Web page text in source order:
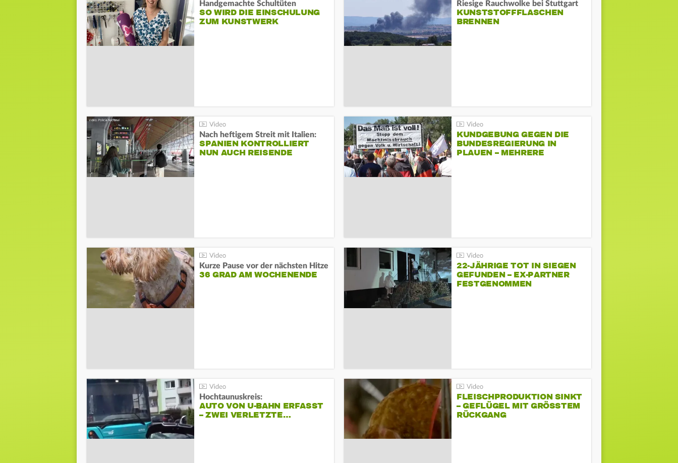
Handgemachte Schultüten
SO WIRD DIE EINSCHULUNG
ZUM KUNSTWERK
Riesige Rauchwolke bei Stuttgart
KUNSTSTOFFFLASCHEN
BRENNEN
Nach heftigem Streit mit Italien:
SPANIEN KONTROLLIERT
NUN AUCH REISENDE
KUNDGEBUNG GEGEN DIE
BUNDESREGIERUNG IN
PLAUEN – MEHRERE
Kurze Pause vor der nächsten Hitze
36 GRAD AM WOCHENENDE
22-JÄHRIGE TOT IN SIEGEN
GEFUNDEN – EX-PARTNER
FESTGENOMMEN
Hochtaunuskreis:
AUTO VON U-BAHN ERFASST
– ZWEI VERLETZTE…
FLEISCHPRODUKTION SINKT
– GEFLÜGEL MIT GRÖSSTEM R
ÜCKGANG